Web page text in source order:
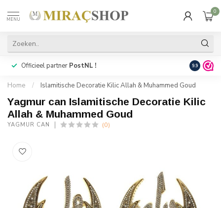
MENU
0
Officieel partner PostNL ! Snelle
9.9
Home / Islamitische Decoratie Kilic Allah & Muhammed Goud
Yagmur can Islamitische Decoratie Kilic
Allah & Muhammed Goud
YAGMUR CAN (0)